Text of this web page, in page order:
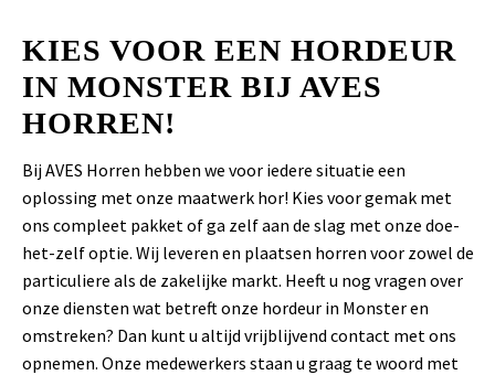
KIES VOOR EEN HORDEUR
IN MONSTER BIJ AVES
HORREN!
Bij AVES Horren hebben we voor iedere situatie een
oplossing met onze maatwerk hor! Kies voor gemak met
ons compleet pakket of ga zelf aan de slag met onze doe-
het-zelf optie. Wij leveren en plaatsen horren voor zowel de
particuliere als de zakelijke markt. Heeft u nog vragen over
onze diensten wat betreft onze hordeur in Monster en
omstreken? Dan kunt u altijd vrijblijvend contact met ons
opnemen. Onze medewerkers staan u graag te woord met